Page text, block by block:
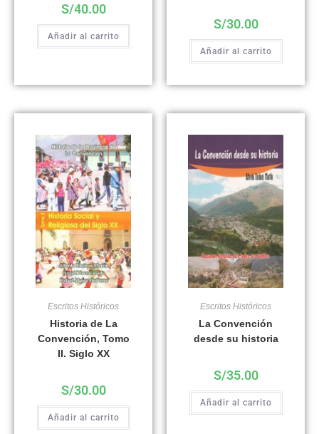
S/40.00
Añadir al carrito
S/30.00
Añadir al carrito
Escritos Históricos
Historia de La
Convención, Tomo
II. Siglo XX
S/30.00
Añadir al carrito
Escritos Históricos
La Convención
desde su historia
S/35.00
Añadir al carrito